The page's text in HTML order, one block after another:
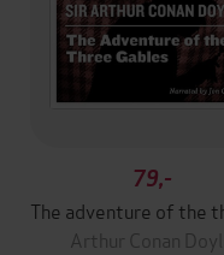
79,-
Arthur Conan